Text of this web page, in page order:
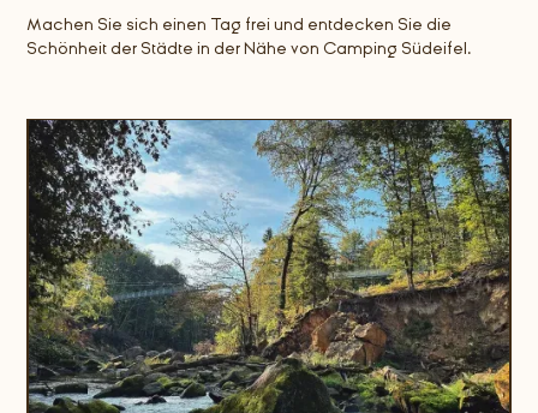
Machen Sie sich einen Tag frei und entdecken Sie die
Schönheit der Städte in der Nähe von Camping Südeifel.